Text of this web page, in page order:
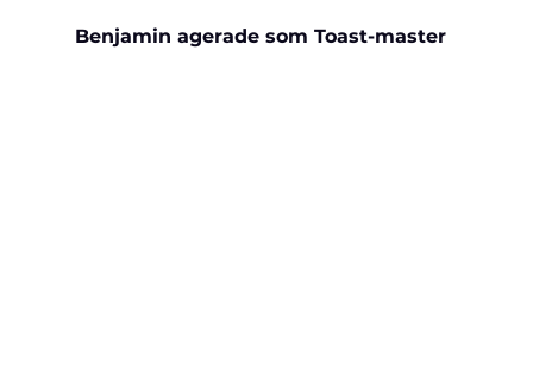
Benjamin agerade som Toast-master